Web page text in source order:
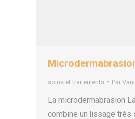
soins et traitements Par
La microdermabrasion
combine un lissage très